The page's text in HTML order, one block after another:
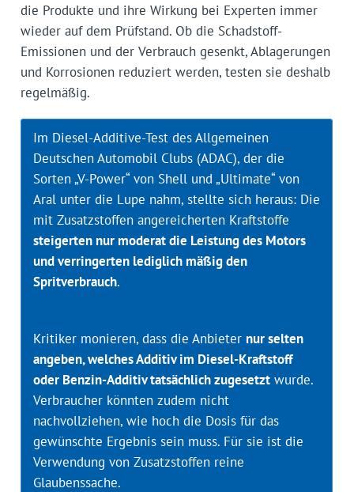
die Produkte und ihre Wirkung bei Experten immer
wieder auf dem Prüfstand. Ob die Schadstoff-
Emissionen und der Verbrauch gesenkt, Ablagerungen
und Korrosionen reduziert werden, testen sie deshalb
regelmäßig.
Im Diesel-Additive-Test des Allgemeinen
Deutschen Automobil Clubs (ADAC), der die
Sorten „V-Power“ von Shell und „Ultimate“ von
Aral unter die Lupe nahm, stellte sich heraus: Die
mit Zusatzstoffen angereicherten Kraftstoffe
steigerten nur moderat die Leistung des Motors
und verringerten lediglich mäßig den
Spritverbrauch.
Kritiker monieren, dass die Anbieter nur selten
angeben, welches Additiv im Diesel-Kraftstoff
oder Benzin-Additiv tatsächlich zugesetztwurde.
Verbraucher könnten zudem nicht
nachvollziehen, wie hoch die Dosis für das
gewünschte Ergebnis sein muss. Für sie ist die
Verwendung von Zusatzstoffen reine
Glaubenssache.